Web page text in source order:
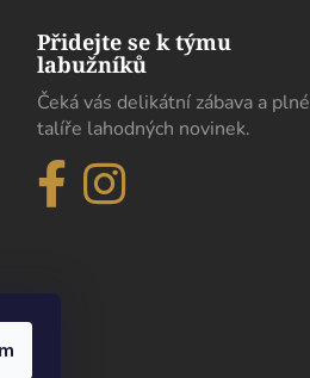
Přidejte se k týmu
labužníků
Čeká vás delikátní zábava a plné
talíře lahodných novinek.